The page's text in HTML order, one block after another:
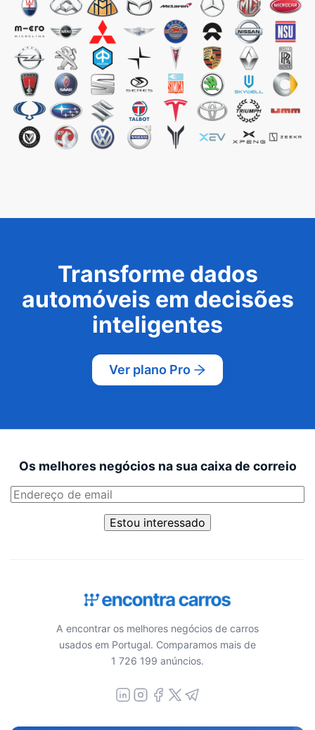
Transforme dados
automóveis em decisões
inteligentes
Ver plano Pro
Os melhores negócios na sua caixa de correio
Estou interessado
A encontrar os melhores negócios de carros
usados em Portugal. Comparamos mais de
1 726 199 anúncios.